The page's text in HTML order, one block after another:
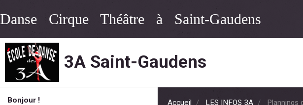
Danse Cirque Théâtre à Saint-Gaudens
3A Saint-Gaudens
Bonjour ! Accueil LES INFOS 3A Plannings